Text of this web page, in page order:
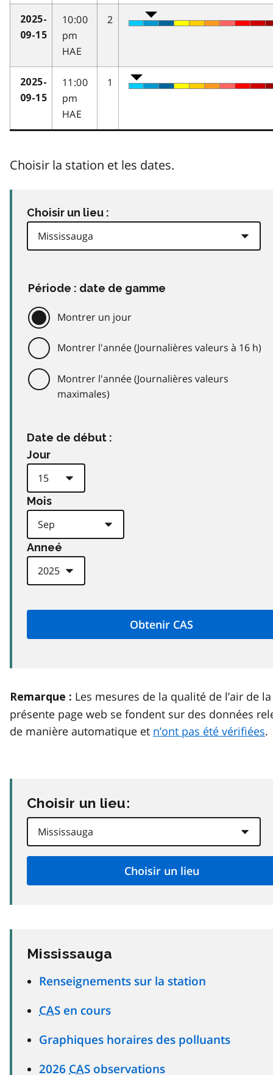
2025-
09-15
10:00
pm
HAE
2
2025-
09-15
11:00
pm
HAE
1
Choisir la station et les dates.
Choisir un lieu :
Période : date de gamme
Montrer un jour
Montrer l'année (Journalières valeurs à 16 h)
Montrer l'année (Journalières valeurs
maximales)
Date de début :
Jour
Mois
Anneé
Remarque : Les mesures de la qualité de l’air de la
présente page web se fondent sur des données
de manière automatique et n’ont pas été vérifiées.
Choisir un lieu:
Mississauga
Renseignements sur la station
CAS en cours
Graphiques horaires des polluants
2026 CAS observations